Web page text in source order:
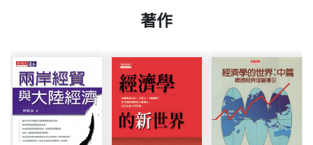
著作